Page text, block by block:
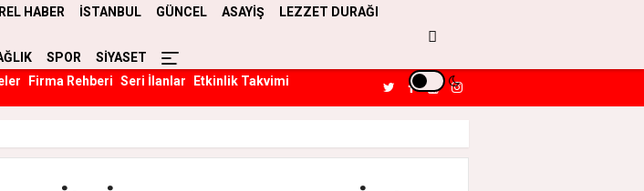
HABER İSTANBUL GÜNCEL ASAYİŞ LEZZET DURAĞI
SPOR
SİYASET
Firma Rehberi Seri İlanlar
Etkinlik Takvimi